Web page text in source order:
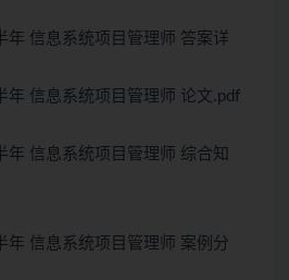
年 信息系统项目管理师 答案详
年 信息系统项目管理师 论文.pdf
信息系统项目管理师 综合知
年 信息系统项目管理师 案例分